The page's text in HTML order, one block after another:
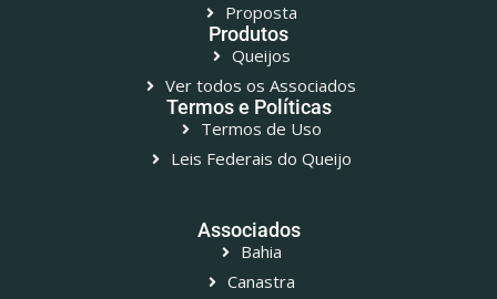
Proposta
Produtos
Queijos
Ver todos os Associados
Termos e Políticas
Termos de Uso
Leis Federais do Queijo
Associados
Bahia
Canastra